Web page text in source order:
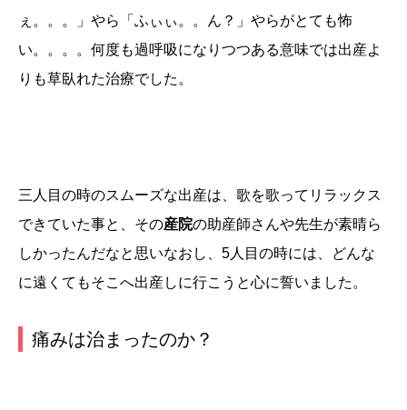
ぇ。。。」やら「ふぃぃ。。ん？」やらがとても怖
い。。。。何度も過呼吸になりつつある意味では出産よ
りも草臥れた治療でした。
三人目の時のスムーズな出産は、歌を歌ってリラックス
できていた事と、その産院の助産師さんや先生が素晴ら
しかったんだなと思いなおし、5人目の時には、どんな
に遠くてもそこへ出産しに行こうと心に誓いました。
痛みは治まったのか？